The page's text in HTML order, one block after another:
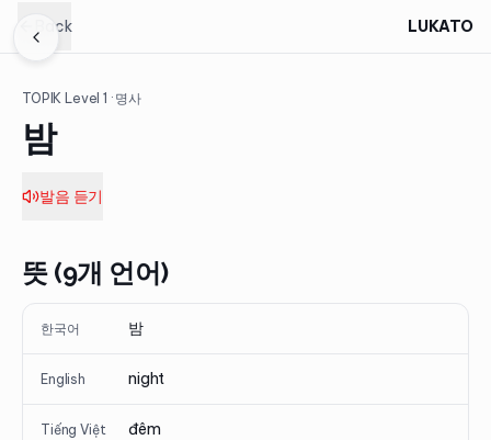
Back LUKATO
TOPIK Level1 · 명사
밤
발음 듣기
뜻 (9개 언어)
한국어 밤
English night
Tiếng Việt đêm